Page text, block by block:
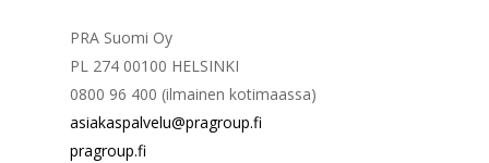
PRA Suomi Oy
PL 274 00100 HELSINKI
0800 96 400 (ilmainen kotimaassa)
asiakaspalvelu@pragroup.fi
pragroup.fi